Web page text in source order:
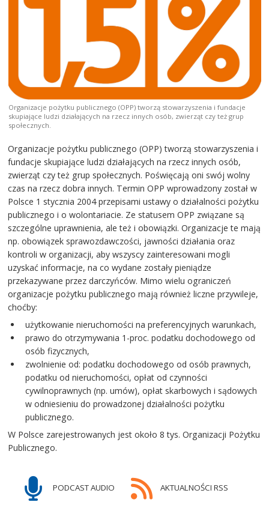
Organizacje pożytku publicznego (OPP) tworzą stowarzyszenia i fundacje
skupiające ludzi działających na rzecz innych osób, zwierząt czy też grup
społecznych.
Organizacje pożytku publicznego (OPP) tworzą stowarzyszenia i
fundacje skupiające ludzi działających na rzecz innych osób,
zwierząt czy też grup społecznych. Poświęcają oni swój wolny
czas na rzecz dobra innych. Termin OPP wprowadzony został w
Polsce 1 stycznia 2004 przepisami ustawy o działalności pożytku
publicznego i o wolontariacie. Ze statusem OPP związane są
szczególne uprawnienia, ale też i obowiązki. Organizacje te mają
np. obowiązek sprawozdawczości, jawności działania oraz
kontroli w organizacji, aby wszyscy zainteresowani mogli
uzyskać informacje, na co wydane zostały pieniądze
przekazywane przez darczyńców. Mimo wielu ograniczeń
organizacje pożytku publicznego mają również liczne przywileje,
choćby:
użytkowanie nieruchomości na preferencyjnych warunkach,
prawo do otrzymywania 1-proc. podatku dochodowego od
osób fizycznych,
zwolnienie od: podatku dochodowego od osób prawnych,
podatku od nieruchomości, opłat od czynności
cywilnoprawnych (np. umów), opłat skarbowych i sądowych
w odniesieniu do prowadzonej działalności pożytku
publicznego.
W Polsce zarejestrowanych jest około 8 tys. Organizacji Pożytku
Publicznego.
PODCAST AUDIO AKTUALNOŚCI RSS